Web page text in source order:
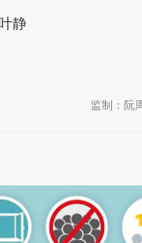
静
监制：阮